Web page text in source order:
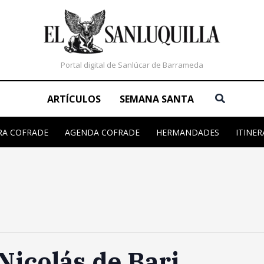
Portal digital de Sanlúcar de Barrameda
ARTÍCULOS SEMANA SANTA Buscar
COFRADE AGENDA COFRADE HERMANDADES